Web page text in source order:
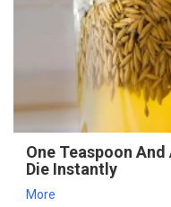
One Teaspoon
Die Instantly
More